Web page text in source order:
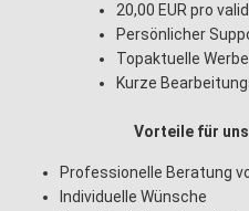
20,00 EUR pro
Persönlicher
Topaktuelle
Kurze
Vorteile für
Professionelle Beratung
Individuelle Wünsche